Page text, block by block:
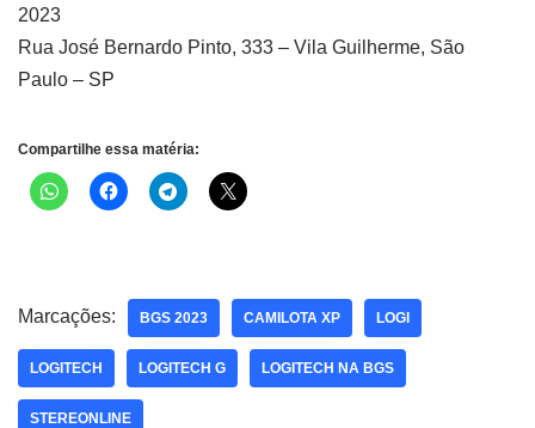
2023
Rua José Bernardo Pinto, 333 – Vila Guilherme, São
Paulo – SP
Compartilhe essa matéria:
Marcações: BGS 2023 CAMILOTA XP LOGI
LOGITECH LOGITECH G LOGITECH NA BGS
STEREONLINE